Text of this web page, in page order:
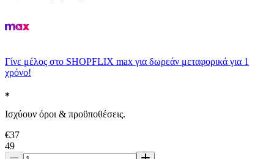
Γίνε μέλος στο SHOPFLIX max για δωρεάν μεταφορικά για 1
χρόνο!
Ισχύουν όροι & προϋποθέσεις.
€37
49